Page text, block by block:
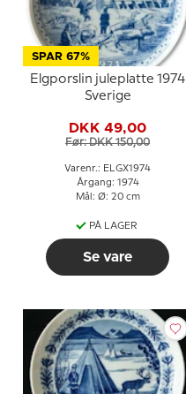
SPAR 67%
Elgporslin juleplatte 1974
Sverige
DKK 49,00
Før: DKK 150,00
Varenr.: ELGX1974
Årgang: 1974
Mål: Ø: 20 cm
PÅ LAGER
Se vare